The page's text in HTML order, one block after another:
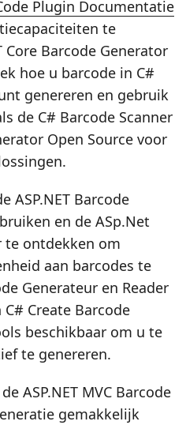
Plugin Documentatie
te
Barcode Generator
hoe u barcode in C#
genereren en gebruik
de C# Barcode Scanner
Open Source voor
ASP.NET Barcode
en de ASp.Net
te ontdekken om
aan barcodes te
Generateur en Reader
Create Barcode
beschikbaar om u te
te genereren.
ASP.NET MVC Barcode
gemakkelijk